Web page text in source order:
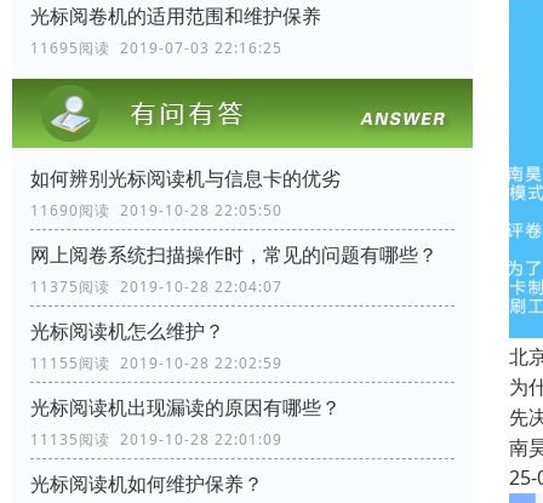
光标阅卷机的适用范围和维护保养
11695阅读 2019-07-03 22:16:25
如何辨别光标阅读机与信息卡的优劣
11690阅读 2019-10-28 22:05:50
网上阅卷系统扫描操作时，常见的问题有哪些？
11375阅读 2019-10-28 22:04:07
光标阅读机怎么维护？
11155阅读 2019-10-28 22:02:59
光标阅读机出现漏读的原因有哪些？
11135阅读 2019-10-28 22:01:09
光标阅读机如何维护保养？
北
为
先
南
25-